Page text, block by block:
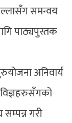
समन्वय
पाठ्यपुस्तक
अनिवार्य
सम्पन्न गरी